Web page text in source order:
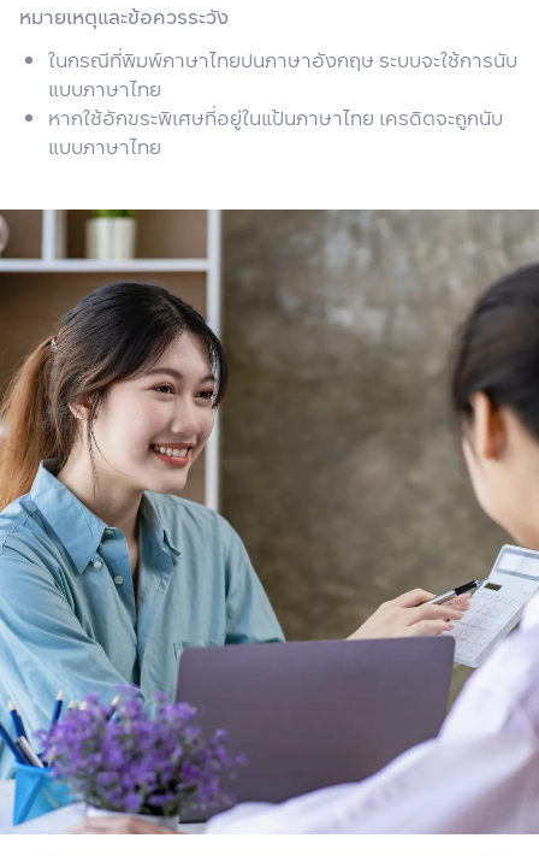
หมายเหตุและข้อควรระวัง
ในกรณีที่พิมพ์ภาษาไทยปนภาษาอังกฤษ ระบบจะใช้การนับ
แบบภาษาไทย
หากใช้อักขระพิเศษที่อยู่ในแป้นภาษาไทย เครดิตจะถูกนับ
แบบภาษาไทย